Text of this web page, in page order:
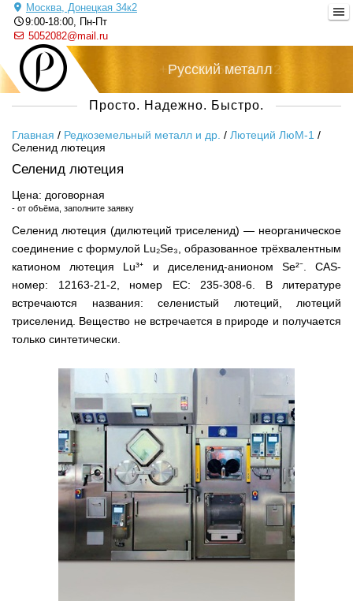
Москва, Донецкая 34к2
9:00-18:00, Пн-Пт
5052082@mail.ru
Русский металл
+7 (495) 505-20-82
Просто. Надежно. Быстро.
Главная / Редкоземельный металл и др. / Лютеций ЛюМ-1 /
Селенид лютеция
Селенид лютеция
Цена: договорная
- от объёма, заполните заявку
Селенид лютеция (дилютеций трисeленид) — неорганическое
соединение с формулой Lu₂Se₃, образованное трёхвалентным
катионом лютеция Lu³⁺ и диселенид-анионом Se²⁻. CAS-
номер: 12163-21-2, номер EC: 235-308-6. В литературе
встречаются названия: селенистый лютеций, лютеций
трисeленид. Вещество не встречается в природе и получается
только синтетически.